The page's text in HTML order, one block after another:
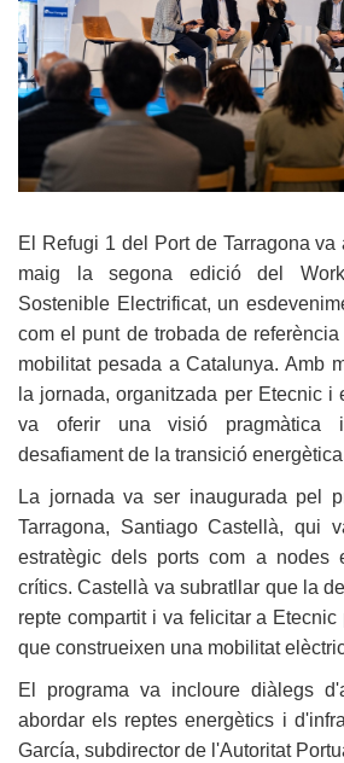
El Refugi 1 del Port de Tarragona
maig la segona edició del
Sostenible Electrificat, un
com el punt de trobada de
mobilitat pesada a Catalunya. Amb
la jornada, organitzada per Etecnic i
va oferir una visió pragmàtica
desafiament de la transició
La jornada va ser inaugurada pel
Tarragona, Santiago Castellà, qui
estratègic dels ports com a nodes
crítics. Castellà va subratllar que la
repte compartit i va felicitar a
que construeixen una mobilitat
El programa va incloure diàlegs
abordar els reptes energètics i
García, subdirector de l'Autoritat